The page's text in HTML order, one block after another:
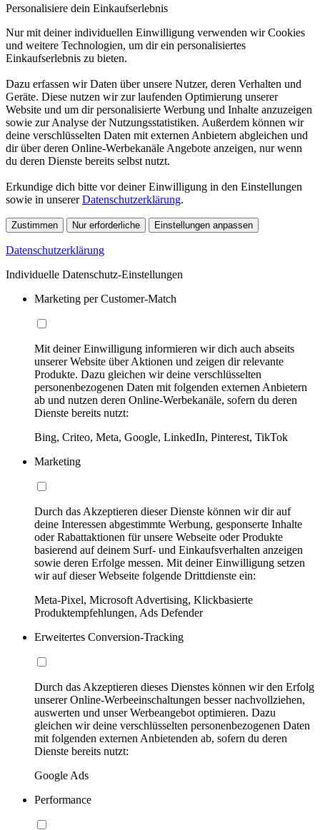
Personalisiere dein Einkaufserlebnis
Nur mit deiner individuellen Einwilligung verwenden wir Cookies
und weitere Technologien, um dir ein personalisiertes
Einkaufserlebnis zu bieten.
Dazu erfassen wir Daten über unsere Nutzer, deren Verhalten und
Geräte. Diese nutzen wir zur laufenden Optimierung unserer
Website und um dir personalisierte Werbung und Inhalte anzuzeigen
sowie zur Analyse der Nutzungsstatistiken. Außerdem können wir
deine verschlüsselten Daten mit externen Anbietern abgleichen und
dir über deren Online-Werbekanäle Angebote anzeigen, nur wenn
du deren Dienste bereits selbst nutzt.
Erkundige dich bitte vor deiner Einwilligung in den Einstellungen
sowie in unsererDatenschutzerklärung.
Zustimmen Nur erforderliche Einstellungen anpassen
Datenschutzerklärung
Individuelle Datenschutz-Einstellungen
Marketing per Customer-Match
Mit deiner Einwilligung informieren wir dich auch abseits
unserer Website über Aktionen und zeigen dir relevante
Produkte. Dazu gleichen wir deine verschlüsselten
personenbezogenen Daten mit folgenden externen Anbietern
ab und nutzen deren Online-Werbekanäle, sofern du deren
Dienste bereits nutzt:
Bing, Criteo, Meta, Google, LinkedIn, Pinterest, TikTok
Marketing
Durch das Akzeptieren dieser Dienste können wir dir auf
deine Interessen abgestimmte Werbung, gesponserte Inhalte
oder Rabattaktionen für unsere Webseite oder Produkte
basierend auf deinem Surf- und Einkaufsverhalten anzeigen
sowie deren Erfolge messen. Mit deiner Einwilligung setzen
wir auf dieser Webseite folgende Drittdienste ein:
Meta-Pixel, Microsoft Advertising, Klickbasierte
Produktempfehlungen, Ads Defender
Erweitertes Conversion-Tracking
Durch das Akzeptieren dieses Dienstes können wir den Erfolg
unserer Online-Werbeeinschaltungen besser nachvollziehen,
auswerten und unser Werbeangebot optimieren. Dazu
gleichen wir deine verschlüsselten personenbezogenen Daten
mit folgenden externen Anbietenden ab, sofern du deren
Dienste bereits nutzt:
Google Ads
Performance